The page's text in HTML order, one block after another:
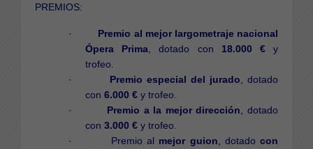
PREMIOS:
· Premio al mejor largometraje nacional
Ópera Prima , dotado con 18.000 €y
trofeo.
· Premio especial del jurado , dotado
con 6.000 € y trofeo.
· Premio a la mejor dirección , dotado
con 3.000 € y trofeo.
· Premio al mejor guion , dotadocon